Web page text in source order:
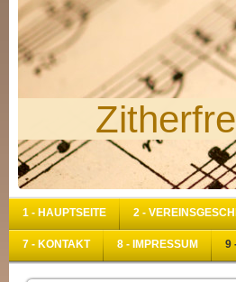
1 - HAUPTSEITE 2 -
7 - KONTAKT 8 - IMPRESSUM 9